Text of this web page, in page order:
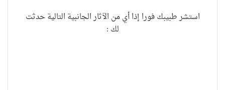
استشر طبيبك فورا إذا أي من الآثار الجانبية التالية حدثت
لك :